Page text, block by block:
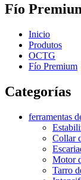
Fío
Inicio
Produtos
OCTG
Fío Premium
Categorías
ferramentas
Collar
Motor
Tarro